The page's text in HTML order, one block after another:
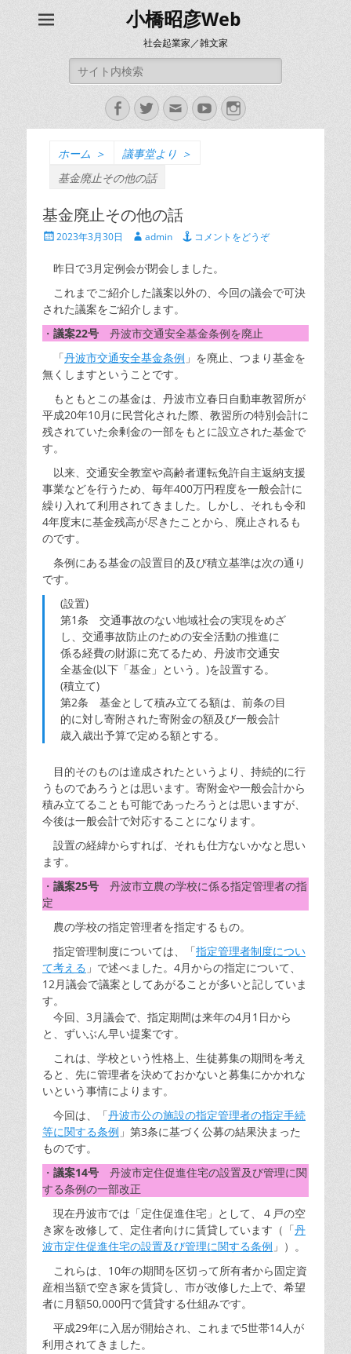
小橋昭彦Web
社会起業家／雑文家
索:
Facebook
Twitter
メ
ー
YouTubeInstagram
ホーム ＞ 議事堂より ＞
基金廃止その他の話
基金廃止その他の話
投 2023年3月30日
投
者
admin コメントをどうぞ
昨日で3月定例会が閉会しました。
これまでご紹介した議案以外の、今回の議会で可決
された議案をご紹介します。
・ 議案22号 丹波市交通安全基金条例を廃止
「丹波市交通安全基金条例 」を廃止、つまり基金を
無くしますということです。
もともとこの基金は、丹波市立春日自動車教習所が
平成20年10月に民営化された際、教習所の特別会計に
残されていた余剰金の一部をもとに設立された基金で
す。
以来、交通安全教室や高齢者運転免許自主返納支援
事業などを行うため、毎年400万円程度を一般会計に
繰り入れて利用されてきました。しかし、それも令和
4年度末に基金残高が尽きたことから、廃止されるも
のです。
条例にある基金の設置目的及び積立基準は次の通り
です。
(設置)
第1条 交通事故のない地域社会の実現をめざ
し、交通事故防止のための安全活動の推進に
係る経費の財源に充てるため、丹波市交通安
全基金(以下「基金」という。)を設置する。
(積立て)
第2条 基金として積み立てる額は、前条の目
的に対し寄附された寄附金の額及び一般会計
歳入歳出予算で定める額とする。
目的そのものは達成されたというより、持続的に行
うものであろうとは思います。寄附金や一般会計から
積み立てることも可能であったろうとは思いますが、
今後は一般会計で対応することになります。
設置の経緯からすれば、それも仕方ないかなと思い
ます。
・ 議案25号 丹波市立農の学校に係る指定管理者の指
定
農の学校の指定管理者を指定するもの。
指定管理制度については、「指定管理者制度につい
て考える 」で述べました。4月からの指定について、
12月議会で議案としてあがることが多いと記していま
す。
今回、3月議会で、指定期間は来年の4月1日から
と、ずいぶん早い提案です。
これは、学校という性格上、生徒募集の期間を考え
ると、先に管理者を決めておかないと募集にかかれな
いという事情によります。
今回は、「丹波市公の施設の指定管理者の指定手続
等に関する条例 」第3条に基づく公募の結果決まった
ものです。
・ 議案14号 丹波市定住促進住宅の設置及び管理に関
する条例の一部改正
現在丹波市では「定住促進住宅」として、４戸の空
き家を改修して、定住者向けに賃貸しています（「丹
波市定住促進住宅の設置及び管理に関する条例 」）。
これらは、10年の期間を区切って所有者から固定資
産相当額で空き家を賃貸し、市が改修した上で、希望
者に月額50,000円で賃貸する仕組みです。
平成29年に入居が開始され、これまで5世帯14人が
利用されてきました。